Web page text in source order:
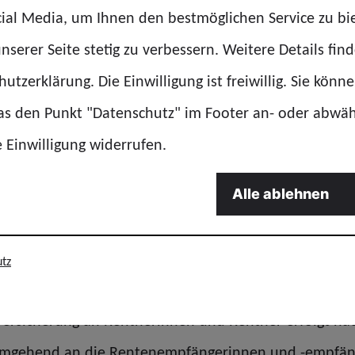
und
die gesetzliche und betriebliche Altersversorgung
längerer Erkrankung vermindern sich die
auch hier kommt es zu einer
durch die Leasingraten nicht überschritten
von der Regelung ausgeschlossen. Das
an Rentnerinnen und Rentner erfolgt
Media, um Ihnen den bestmöglichen Service zu
Seite stetig zu verbessern. Weitere Details
Die Einwilligung ist freiwillig. Sie
den Punkt "Datenschutz" im Footer an- oder
Einwilligung widerrufen.
Alle ablehnen